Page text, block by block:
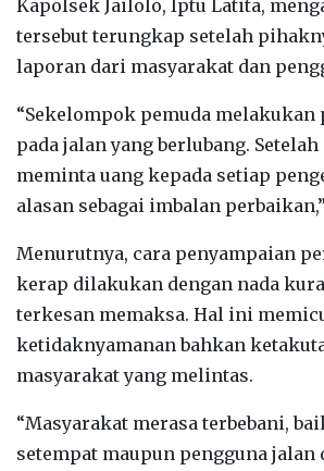
‎Kapolsek Jailolo, Iptu Latita,
tersebut terungkap setelah
laporan dari masyarakat dan
‎“Sekelompok pemuda melakukan
pada jalan yang berlubang.
meminta uang kepada setiap
alasan sebagai imbalan
‎Menurutnya, cara penyampaian
kerap dilakukan dengan nada
terkesan memaksa. Hal ini
ketidaknyamanan bahkan
masyarakat yang melintas.
‎“Masyarakat merasa terbebani,
setempat maupun pengguna jalan